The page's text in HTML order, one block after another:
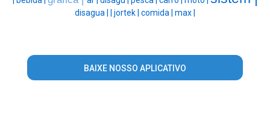
disagua | | jortek | comida | max |
BAIXE NOSSO APLICATIVO